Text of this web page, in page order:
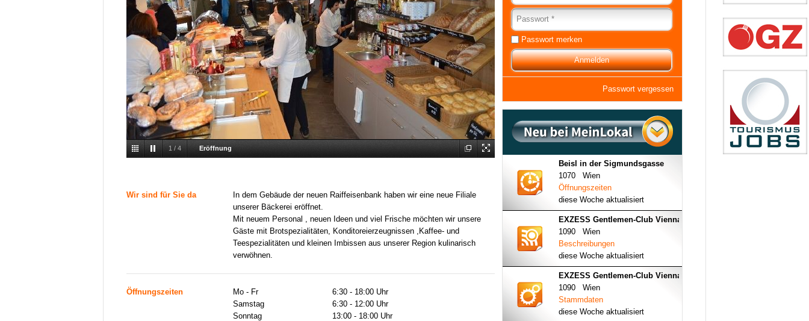
1 / 4 Eröffnung
Wir sind für Sie da
In dem Gebäude der neuen Raiffeisenbank haben wir eine neue Filiale
unserer Bäckerei eröffnet.
Mit neuem Personal , neuen Ideen und viel Frische möchten wir unsere
Gäste mit Brotspezialitäten, Konditoreierzeugnissen ,Kaffee- und
Teespezialitäten und kleinen Imbissen aus unserer Region kulinarisch
verwöhnen.
Öffnungszeiten Mo - Fr
6:30 - 18:00 Uhr
Samstag
6:30 - 12:00 Uhr
Sonntag
13:00 - 18:00 Uhr
Passwort merken
Passwort vergessen
Beisl in der Sigmundsgasse
1070 Wien
Öffnungszeiten
diese Woche aktualisiert
EXZESS Gentlemen-Club Vienna
1090 Wien
Beschreibungen
diese Woche aktualisiert
EXZESS Gentlemen-Club Vienna
1090 Wien
Stammdaten
diese Woche aktualisiert